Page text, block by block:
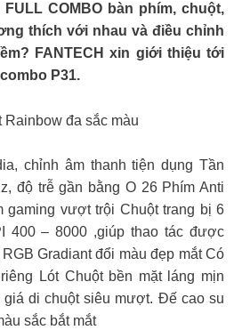
COMBO bàn phím, chuột,
thích với nhau và điều chỉnh
FANTECH xin giới thiệu tới
P31.
Rainbow đa sắc màu
chỉnh âm thanh tiện dụng Tần
độ trễ gần bằng O 26 Phím Anti
gaming vượt trội Chuột trang bị 6
400 – 8000 ,giúp thao tác được
Gradiant đổi màu đẹp mắt Có
Lót Chuột bền mặt láng mịn
di chuột siêu mượt. Đế cao su
sắc bắt mắt